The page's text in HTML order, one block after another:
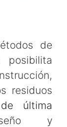
de
posibilita
residuos
última
y